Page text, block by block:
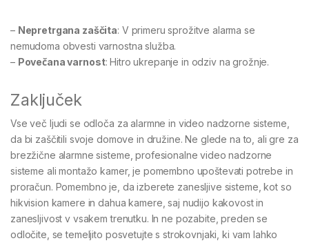
– Nepretrgana zaščita: V primeru sprožitve alarma se
nemudoma obvesti varnostna služba.
– Povečana varnost: Hitro ukrepanje in odziv na grožnje.
Zaključek
Vse več ljudi se odloča za alarmne in video nadzorne sisteme,
da bi zaščitili svoje domove in družine. Ne glede na to, ali gre za
brezžične alarmne sisteme, profesionalne video nadzorne
sisteme ali montažo kamer, je pomembno upoštevati potrebe in
proračun. Pomembno je, da izberete zanesljive sisteme, kot so
hikvision kamere in dahua kamere, saj nudijo kakovost in
zanesljivost v vsakem trenutku. In ne pozabite, preden se
odločite, se temeljito posvetujte s strokovnjaki, ki vam lahko